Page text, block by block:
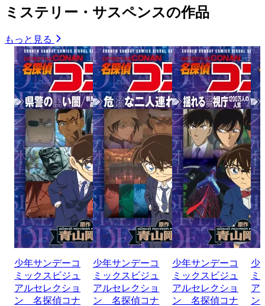
ミステリー・サスペンスの作品
もっと見る
少年サンデーコ
ミックスビジュ
アルセレクショ
ン 名探偵コナ
少年サンデーコ
ミックスビジュ
アルセレクショ
ン 名探偵コナ
少年サンデーコ
ミックスビジュ
アルセレクショ
ン 名探偵コナ
少
ミ
ア
ン